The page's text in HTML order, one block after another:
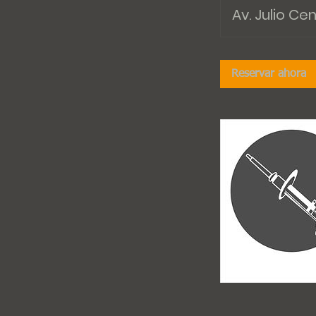
Av. Julio
Reservar ahora